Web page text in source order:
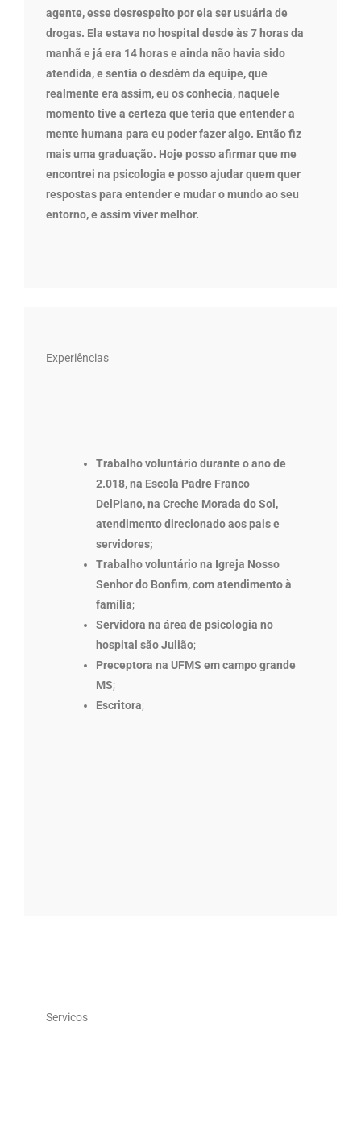
agente, esse desrespeito por ela ser usuária de
drogas. Ela estava no hospital desde às 7 horas da
manhã e já era 14 horas e ainda não havia sido
atendida, e sentia o desdém da equipe, que
realmente era assim, eu os conhecia, naquele
momento tive a certeza que teria que entender a
mente humana para eu poder fazer algo. Então fiz
mais uma graduação. Hoje posso afirmar que me
encontrei na psicologia e posso ajudar quem quer
respostas para entender e mudar o mundo ao seu
entorno, e assim viver melhor.
Experiências
Trabalho voluntário durante o ano de
2.018, na Escola Padre Franco
DelPiano, na Creche Morada do Sol,
atendimento direcionado aos pais e
servidores;
Trabalho voluntário na Igreja Nosso
Senhor do Bonfim, com atendimento à
família;
Servidora na área de psicologia no
hospital são Julião;
Preceptora na UFMS em campo grande
MS;
Escritora;
Servicos